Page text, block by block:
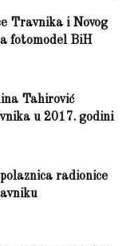
Travnika i Novog
fotomodel BiH
Tahirović
u 2017. godini
radionice